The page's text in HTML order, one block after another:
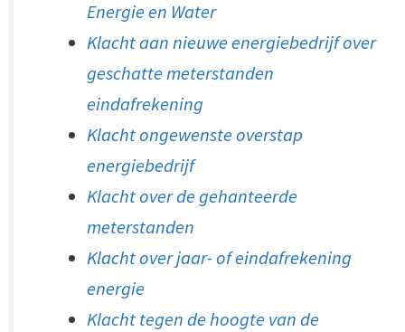
Energie en Water
Klacht aan nieuwe energiebedrijf over
geschatte meterstanden
eindafrekening
Klacht ongewenste overstap
energiebedrijf
Klacht over de gehanteerde
meterstanden
Klacht over jaar- of eindafrekening
energie
Klacht tegen de hoogte van de